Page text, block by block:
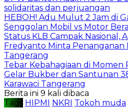
solidaritas dan perjuangan
HEBOH! Adu Mulut 2 Jam di
Senggolan Mobil vs Motor
Status KLB Campak Nasional,
Fredyanto Minta Penanganan
Tangerang
Tebar Kebahagiaan di Momen
Gelar Bukber dan Santunan
Karawaci Tangerang
Berita ini 9 kali dibaca
Tag :
HIPMI NKRI Tokoh muda